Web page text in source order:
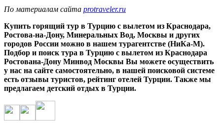
По материалам сайта protraveler.ru
Купить горящий тур в Турцию с вылетом из Краснодара,
Ростова-на-Дону, Минеральных Вод, Москвы и других
городов России можно в нашем турагентстве (НиКа-М).
Подбор и поиск тура в Турцию с вылетом из Краснодара
Ростована-Дону Минвод Москвы Вы можете осуществить
у нас на сайте самостоятельно, в нашей поисковой системе
есть отзывы туристов, рейтинг отелей Турции. Также мы
предлагаем детский отдых в Турции.